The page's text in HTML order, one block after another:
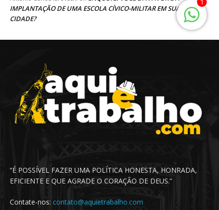
“É POSSÍVEL FAZER UMA POLÍTICA HONESTA, HONRADA,
EFICIENTE E QUE AGRADE O CORAÇÃO DE DEUS.”
Contate-nos: contato@aquietrabalho.com